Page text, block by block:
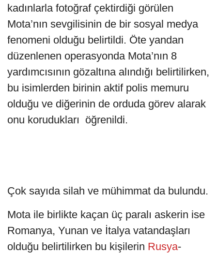
kadınlarla fotoğraf çektirdiği görülen
Mota’nın sevgilisinin de bir sosyal medya
fenomeni olduğu belirtildi. Öte yandan
düzenlenen operasyonda Mota’nın 8
yardımcısının gözaltına alındığı belirtilirken,
bu isimlerden birinin aktif polis memuru
olduğu ve diğerinin de orduda görev alarak
onu korudukları öğrenildi.
Çok sayıda silah ve mühimmat da bulundu.
Mota ile birlikte kaçan üç paralı askerin ise
Romanya, Yunan ve İtalya vatandaşları
olduğu belirtilirken bu kişilerin Rusya-